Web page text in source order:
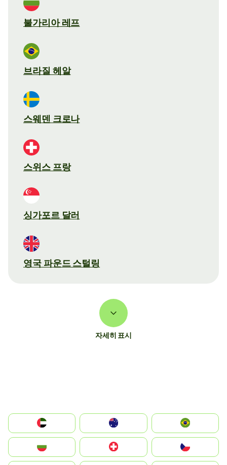
불가리아 레프
브라질 헤알
스웨덴 크로나
스위스 프랑
싱가포르 달러
영국 파운드 스털링
자세히 표시
الإمارات العربية المتحدة
Switzerland